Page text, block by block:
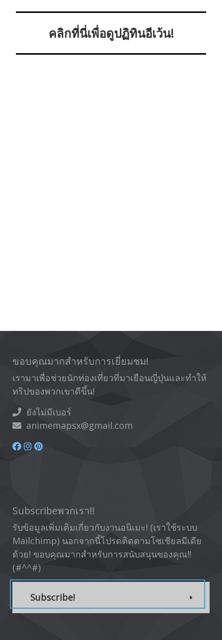
คลิกที่นี่เพื่อดูปฏิทินอีเว้น!
ขอบคุณมากสำหรับการเยี่ยมชม!
เรามาเพื่อช่วยนักท่องเที่ยวที่มาเยือนญี่ปุ่นและทำให้
ทริปของพวกเขาดีขึ้น!
ยังไม่มีเบอร์
animemapsx@gmail.com
Subscribeพวกเรา!!
รับข้อมูลเพิ่มเติมเกี่ยวกับงานอนิเมะ! (เราใช้ระบบ
Mailchimp) นอกจากนี้โปรดติดตามโซเชียลมีเดีย
ด้วย! ขอบคุณมากสำหรับการสนับสนุนของคุณ!!
(#^^#)
Subscribe!